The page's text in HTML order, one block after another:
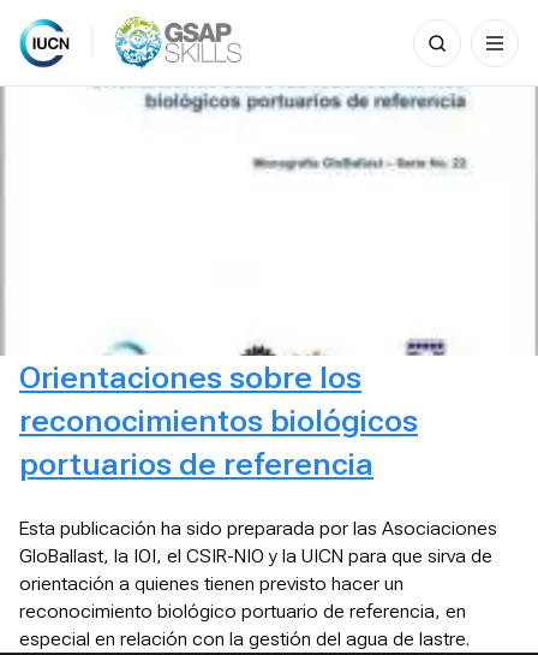
Skip
Search
for:
Orientaciones sobre los
reconocimientos biológicos
portuarios de referencia
Esta publicación ha sido preparada por las Asociaciones
GloBallast, la IOI, el CSIR-NIO y la UICN para que sirva de
orientación a quienes tienen previsto hacer un
reconocimiento biológico portuario de referencia, en
especial en relación con la gestión del agua de lastre.